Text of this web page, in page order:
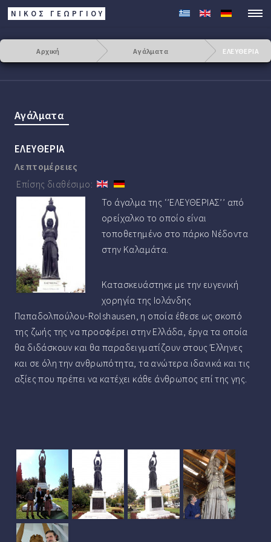
ΝΙΚΟΣ ΓΕΩΡΓΊΟΥ
Αρχική Αγάλματα ΕΛΕΥΘΕΡΙΑ
Αγάλματα
ΕΛΕΥΘΕΡΙΑ
Λεπτομέρειες
Επίσης διαθέσιμο:
Το άγαλμα της ‘’ΕΛΕΥΘΕΡΙΑΣ’’ από
ορείχαλκο το οποίο είναι
τοποθετημένο στο πάρκο Νέδοντα
στην Καλαμάτα.
Κατασκευάστηκε με την ευγενική
χορηγία της Ιολάνδης
Παπαδολπούλου-Rolshausen, η οποία έθεσε ως σκοπό
της ζωής της να προσφέρει στην Ελλάδα, έργα τα οποία
θα διδάσκουν και θα παραδειγματίζουν στους Έλληνες
και σε όλη την ανθρωπότητα, τα ανώτερα ιδανικά και τις
αξίες που πρέπει να κατέχει κάθε άνθρωπος επί της γης.